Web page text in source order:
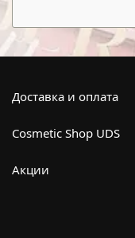
Доставка и оплата
Cosmetic Shop UDS
Акции